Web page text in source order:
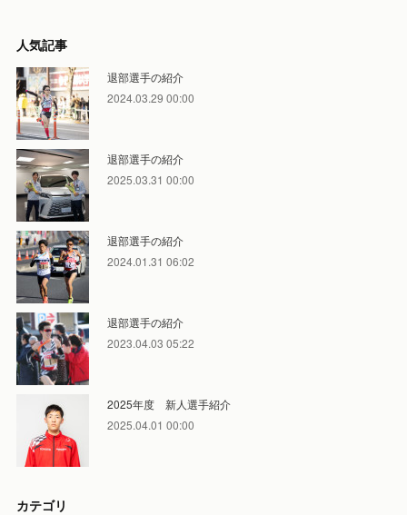
人気記事
退部選手の紹介
2024.03.29 00:00
退部選手の紹介
2025.03.31 00:00
退部選手の紹介
2024.01.31 06:02
退部選手の紹介
2023.04.03 05:22
2025年度 新人選手紹介
2025.04.01 00:00
カテゴリ